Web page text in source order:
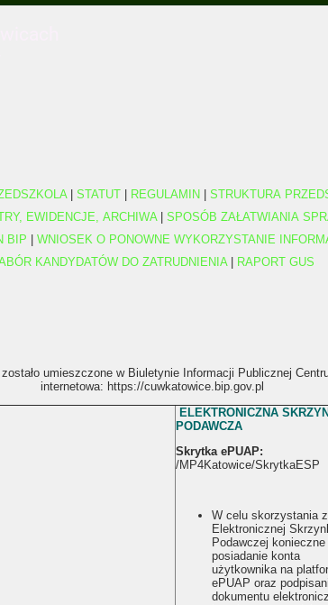
| STATUT REGULAMIN STRUKTURA
EWIDENCJE, ARCHIWA| SPOSÓB ZAŁATWIANIA
BIP WNIOSEK O PONOWNE WYKORZYSTANIE
KANDYDATÓW DO ZATRUDNIENIA| RAPORT GUS
umieszczone w Biuletynie Informacji Publicznej
internetowa: https://cuwkatowice.bip.gov.pl
ELEKTRONICZNA
PODAWCZA
Skrytka ePUAP:
/MP4Katowice/SkrytkaESP
W celu skorzystania z
Elektronicznej
Podawczej
posiadanie konta
użytkownika na
ePUAP oraz
dokumentu